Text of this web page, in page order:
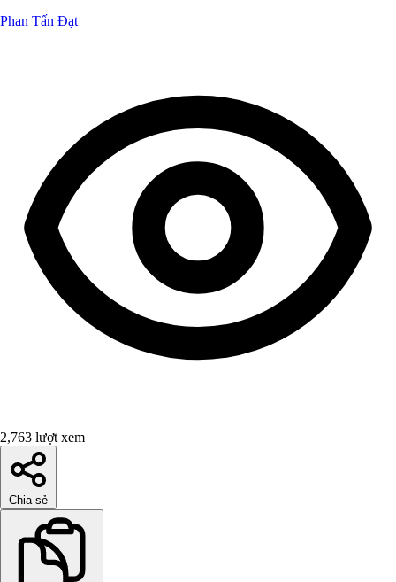
Phan Tấn Đạt
2,763 lượt xem
Chia sẻ